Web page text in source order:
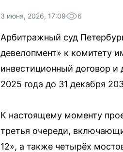
3 июня, 2026, 17:09 6
Арбитражный суд
девелопмент» к комитету
инвестиционный договор и
2025 года до 31 декабря
К настоящему моменту
третья очереди,
12», а также четырёх